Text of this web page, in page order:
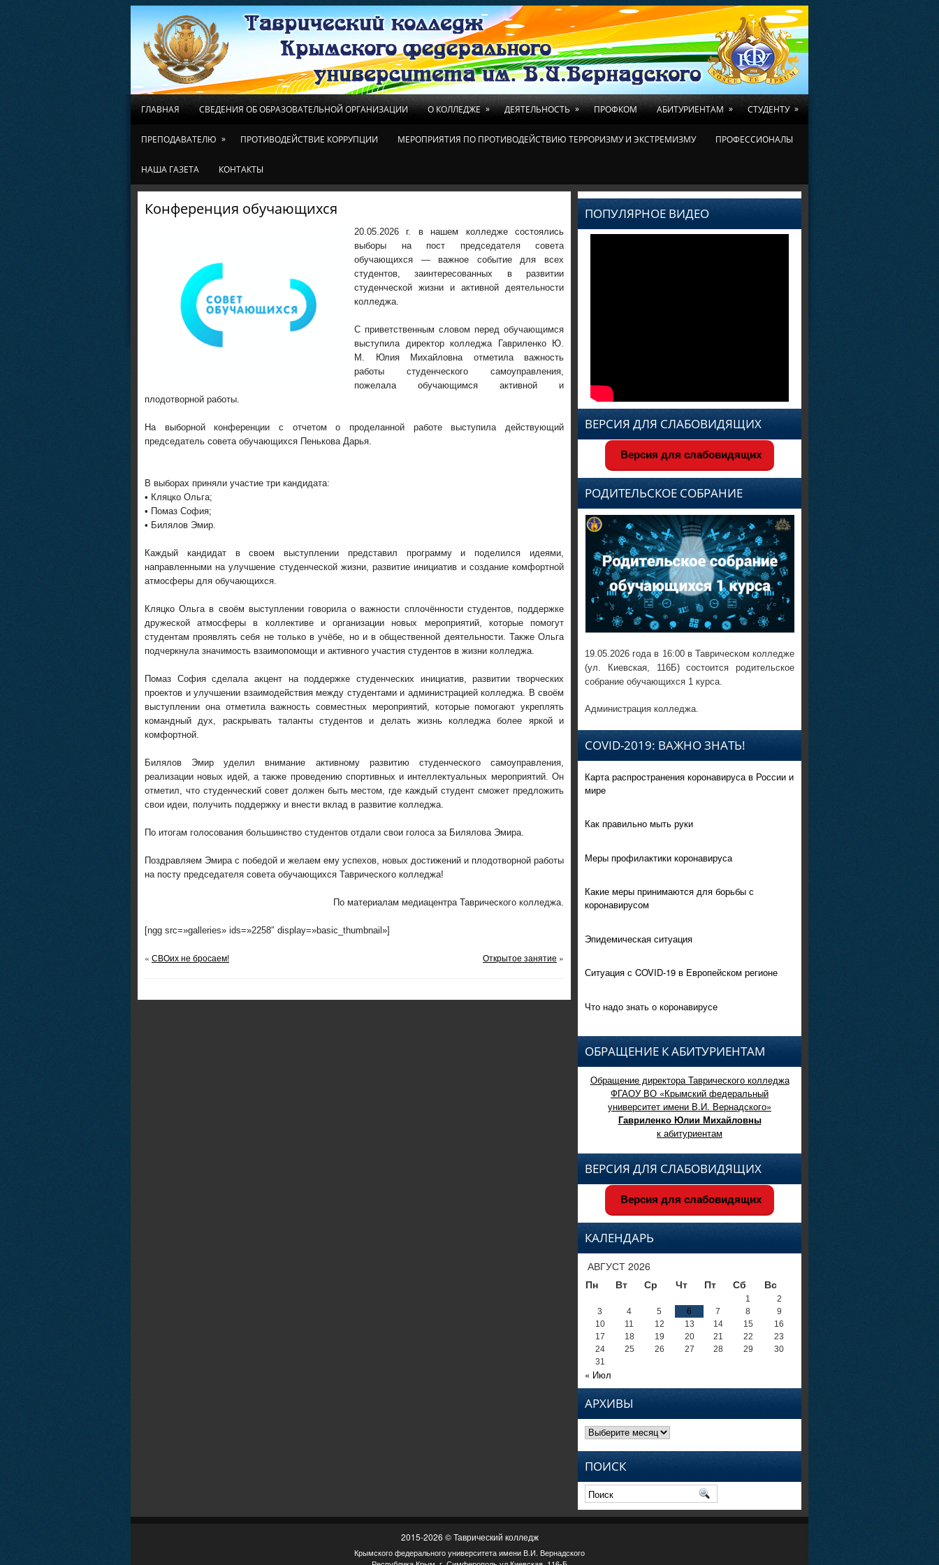
ГЛАВНАЯ СВЕДЕНИЯ ОБ ОБРАЗОВАТЕЛЬНОЙ ОРГАНИЗАЦИИ О КОЛЛЕДЖЕ » ДЕЯТЕЛЬНОСТЬ » ПРОФКОМ АБИТУРИЕНТАМ » СТУДЕНТУ »
ПРЕПОДАВАТЕЛЮ » ПРОТИВОДЕЙСТВИЕ КОРРУПЦИИ МЕРОПРИЯТИЯ ПО ПРОТИВОДЕЙСТВИЮ ТЕРРОРИЗМУ И ЭКСТРЕМИЗМУ ПРОФЕССИОНАЛЫ
НАША ГАЗЕТА КОНТАКТЫ
Конференция обучающихся
20.05.2026 г. в нашем колледже состоялись
выборы на пост председателя совета
обучающихся — важное событие для всех
студентов, заинтересованных в развитии
студенческой жизни и активной деятельности
колледжа.
С приветственным словом перед обучающимся
выступила директор колледжа Гавриленко Ю.
М. Юлия Михайловна отметила важность
работы студенческого самоуправления,
пожелала обучающимся активной и
плодотворной работы.
На выборной конференции с отчетом о проделанной работе выступила действующий
председатель совета обучающихся Пенькова Дарья.
В выборах приняли участие три кандидата:
• Кляцко Ольга;
• Помаз София;
• Билялов Эмир.
Каждый кандидат в своем выступлении представил программу и поделился идеями,
направленными на улучшение студенческой жизни, развитие инициатив и создание комфортной
атмосферы для обучающихся.
Кляцко Ольга в своём выступлении говорила о важности сплочённости студентов, поддержке
дружеской атмосферы в коллективе и организации новых мероприятий, которые помогут
студентам проявлять себя не только в учёбе, но и в общественной деятельности. Также Ольга
подчеркнула значимость взаимопомощи и активного участия студентов в жизни колледжа.
Помаз София сделала акцент на поддержке студенческих инициатив, развитии творческих
проектов и улучшении взаимодействия между студентами и администрацией колледжа. В своём
выступлении она отметила важность совместных мероприятий, которые помогают укреплять
командный дух, раскрывать таланты студентов и делать жизнь колледжа более яркой и
комфортной.
Билялов Эмир уделил внимание активному развитию студенческого самоуправления,
реализации новых идей, а также проведению спортивных и интеллектуальных мероприятий. Он
отметил, что студенческий совет должен быть местом, где каждый студент сможет предложить
свои идеи, получить поддержку и внести вклад в развитие колледжа.
По итогам голосования большинство студентов отдали свои голоса за Билялова Эмира.
Поздравляем Эмира с победой и желаем ему успехов, новых достижений и плодотворной работы
на посту председателя совета обучающихся Таврического колледжа!
По материалам медиацентра Таврического колледжа.
[ngg src=»galleries» ids=»2258″ display=»basic_thumbnail»]
« СВОих не бросаем! Открытое занятие »
ПОПУЛЯРНОЕ ВИДЕО
ВЕРСИЯ ДЛЯ СЛАБОВИДЯЩИХ
Версия для слабовидящих
РОДИТЕЛЬСКОЕ СОБРАНИЕ
19.05.2026 года в 16:00 в Таврическом колледже
(ул. Киевская, 116Б) состоится родительское
собрание обучающихся 1 курса.
Администрация колледжа.
COVID-2019: ВАЖНО ЗНАТЬ!
Карта распространения коронавируса в России и
мире
Как правильно мыть руки
Меры профилактики коронавируса
Какие меры принимаются для борьбы с
коронавирусом
Эпидемическая ситуация
Ситуация с COVID-19 в Европейском регионе
Что надо знать о коронавирусе
ОБРАЩЕНИЕ К АБИТУРИЕНТАМ
Обращение директора Таврического колледжа
ФГАОУ ВО «Крымский федеральный
университет имени В.И. Вернадского»
Гавриленко Юлии Михайловны
к абитуриентам
ВЕРСИЯ ДЛЯ СЛАБОВИДЯЩИХ
Версия для слабовидящих
КАЛЕНДАРЬ
АВГУСТ 2026
Пн
Вт Ср Чт Пт Сб Вс
1
2
3
4 5 6 7 8
9
10
11 12 13 14 15
16
17
18 19 20 21 22
23
24
25 26 27 28 29
30
31
« Июл
АРХИВЫ
Архивы
ПОИСК
2015-2026 © Таврический колледж
Крымского федерального университета имени В.И. Вернадского